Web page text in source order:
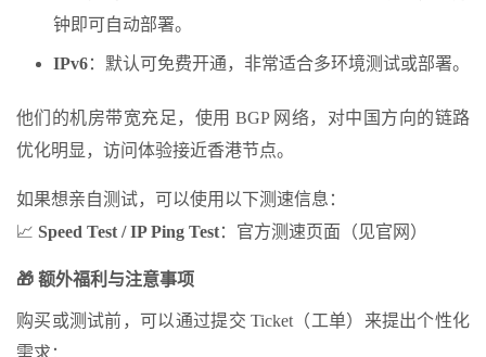
钟即可自动部署。
IPv6：默认可免费开通，非常适合多环境测试或部署。
他们的机房带宽充足，使用 BGP 网络，对中国方向的链路
优化明显，访问体验接近香港节点。
如果想亲自测试，可以使用以下测速信息：
📈 Speed Test / IP Ping Test：官方测速页面（见官网）
🎁 额外福利与注意事项
购买或测试前，可以通过提交 Ticket（工单）来提出个性化
需求：